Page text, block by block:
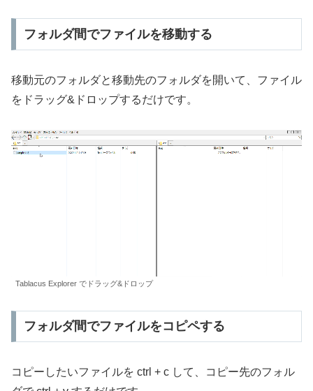
フォルダ間でファイルを移動する
移動元のフォルダと移動先のフォルダを開いて、ファイル
をドラッグ&ドロップするだけです。
Tablacus Explorer でドラッグ&ドロップ
フォルダ間でファイルをコピペする
コピーしたいファイルを ctrl + c して、コピー先のフォル